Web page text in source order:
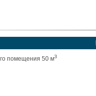
помещения 50 м3